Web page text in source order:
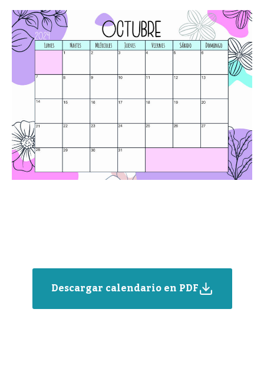
Descargar calendario en PDF